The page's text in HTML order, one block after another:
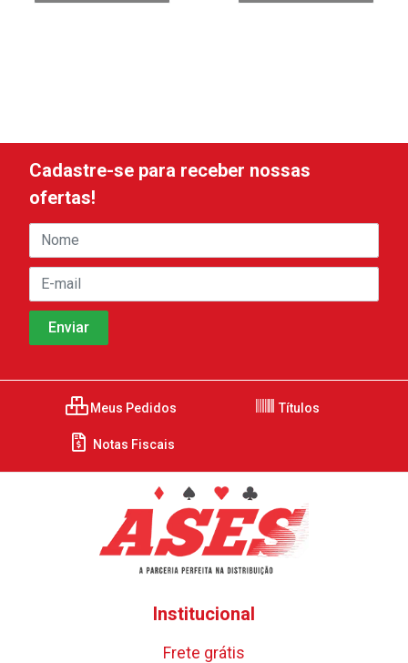
Cadastre-se para receber nossas
ofertas!
Meus Pedidos Títulos
Notas Fiscais
Institucional
Frete grátis